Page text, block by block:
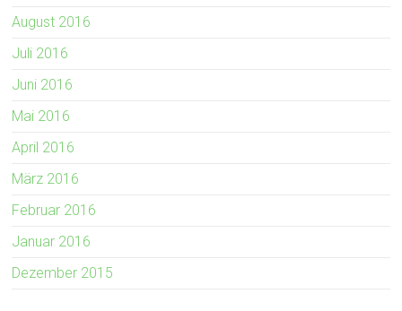
August 2016
Juli 2016
Juni 2016
Mai 2016
April 2016
März 2016
Februar 2016
Januar 2016
Dezember 2015